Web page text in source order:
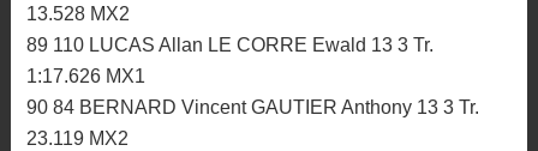
13.528 MX2
89 110 LUCAS Allan LE CORRE Ewald 13 3 Tr.
1:17.626 MX1
90 84 BERNARD Vincent GAUTIER Anthony 13 3 Tr.
23.119 MX2